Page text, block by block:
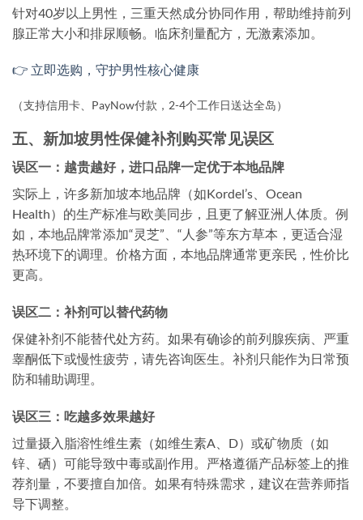
针对40岁以上男性，三重天然成分协同作用，帮助维持前列
腺正常大小和排尿顺畅。临床剂量配方，无激素添加。
👉 立即选购，守护男性核心健康
（支持信用卡、PayNow付款，2-4个工作日送达全岛）
五、新加坡男性保健补剂购买常见误区
误区一：越贵越好，进口品牌一定优于本地品牌
实际上，许多新加坡本地品牌（如Kordel’s、Ocean
Health）的生产标准与欧美同步，且更了解亚洲人体质。例
如，本地品牌常添加“灵芝”、“人参”等东方草本，更适合湿
热环境下的调理。价格方面，本地品牌通常更亲民，性价比
更高。
误区二：补剂可以替代药物
保健补剂不能替代处方药。如果有确诊的前列腺疾病、严重
睾酮低下或慢性疲劳，请先咨询医生。补剂只能作为日常预
防和辅助调理。
误区三：吃越多效果越好
过量摄入脂溶性维生素（如维生素A、D）或矿物质（如
锌、硒）可能导致中毒或副作用。严格遵循产品标签上的推
荐剂量，不要擅自加倍。如果有特殊需求，建议在营养师指
导下调整。